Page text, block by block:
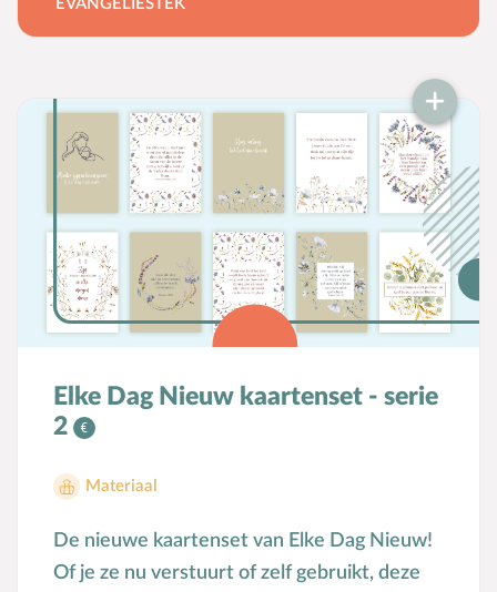
gebruik van missionaire doeleinden. Naast
het verhaal wat op de achterkant van een
prachtige A4 kaart is gedrukt, bevat de
uitdeelplaat ook een omkeerbaar masker
van een leeuw en een lam. Bij een bestelling
van 25 stuks of meer, geldt een korting van
10%.
EVANGELIESTEK
Elke Dag Nieuw kaartenset - serie
2
Materiaal
De nieuwe kaartenset van Elke Dag Nieuw!
Of je ze nu verstuurt of zelf gebruikt, deze